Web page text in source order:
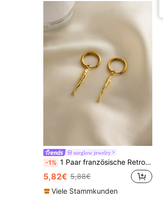
surglow jewelry
-1% 1 Paar französische Retro vergoldete, erhabene geprägte kleine Fisch Ohrringe für Frauen, vielseitig für Party, Date, täglichen Gebrauch
5,82€ 5,88€
Viele Stammkunden